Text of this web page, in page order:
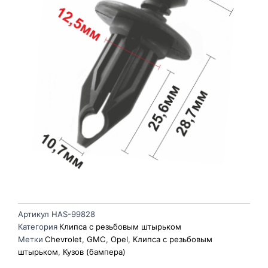
Артикул HAS-99828
Категория Клипса с резьбовым штырьком
Метки Chevrolet, GMC, Opel, Клипса с резьбовым
штырьком, Кузов (бампера)